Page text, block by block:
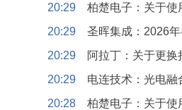
20:29
柏楚电子：关于使
20:29
圣晖集成：2026
20:29
阿拉丁：关于更换
20:29
电连技术：光电融
20:28
柏楚电子：关于使